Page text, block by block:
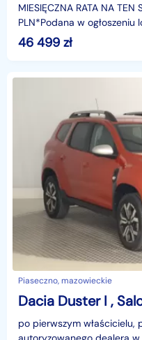
MIESIĘCZNA RATA NA
PLN*Podana w
na dzień wystawienia
salonu
46 499 zł
Piaseczno, mazowieckie
po pierwszym właścicielu,